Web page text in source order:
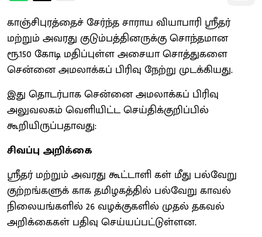
காஞ்சிபுரத்தைச் சேர்ந்த சாராய வியாபாரி ஸ்ரீதர்
மற்றும் அவரது குடும்பத்தினருக்கு சொந்தமான
ரூ.150 கோடி மதிப்புள்ள அசையா சொத்துகளை
சென்னை அமலாக்கப் பிரிவு நேற்று முடக்கியது.
இது தொடர்பாக சென்னை அமலாக்கப் பிரிவு
அலுவலகம் வெளியிட்ட செய்திக்குறிப்பில்
கூறியிருப்பதாவது:
சிவப்பு அறிக்கை
ஸ்ரீதர் மற்றும் அவரது கூட்டாளி கள் மீது பல்வேறு
குற்றங்களுக் காக தமிழகத்தில் பல்வேறு காவல்
நிலையங்களில் 26 வழக்குகளில் முதல் தகவல்
அறிக்கைகள் பதிவு செய்யப்பட்டுள்ளன.